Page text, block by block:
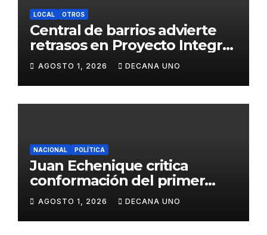
LOCAL OTROS
Central de barrios advierte
retrasos en Proyecto Integral
de Agua y Alcantarillado para
Juliaca
AGOSTO 1, 2026 DECANA UNO
NACIONAL POLÍTICA
Juan Echenique critica
conformación del primer
gabinete ministerial de Keiko
Fujimori
AGOSTO 1, 2026 DECANA UNO